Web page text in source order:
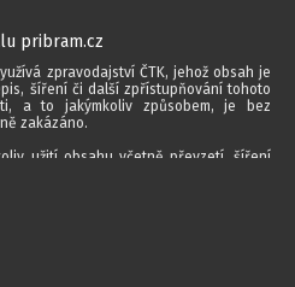
pribram.cz
zpravodajství ČTK, jehož obsah je
šíření či další zpřístupňování tohoto
a to jakýmkoliv způsobem, je bez
zakázáno.
užití obsahu včetně převzetí, šíření